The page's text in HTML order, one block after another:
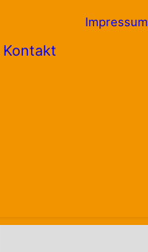
Impressum
Kontakt